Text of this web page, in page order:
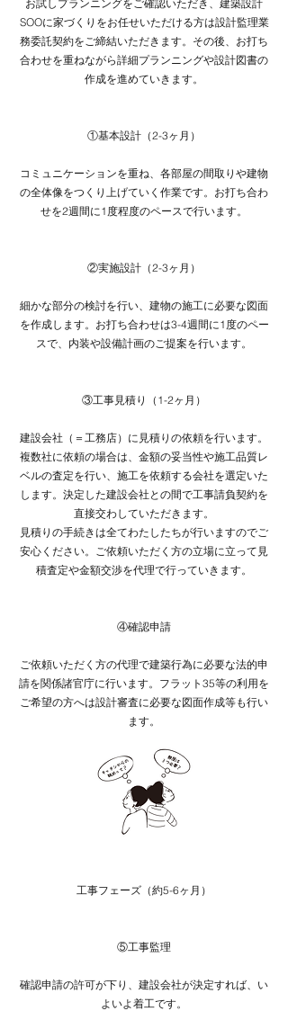
お試しプランニングをご確認いただき、建築設計
SOOに家づくりをお任せいただける方は設計監理業
務委託契約をご締結いただきます。その後、お打ち
合わせを重ねながら詳細プランニングや設計図書の
作成を進めていきます。​
①基本設計（2-3ヶ月）
コミュニケーションを重ね、各部屋の間取りや建物
の全体像をつくり上げていく作業です。お打ち合わ
せを2週間に1度程度のペースで行います。
②実施設計（2-3ヶ月）
細かな部分の検討を行い、建物の施工に必要な図面
を作成します。お打ち合わせは3-4週間に1度のペー
スで、内装や設備計画のご提案を行います。
③工事見積り（1-2ヶ月）
建設会社（＝工務店）に見積りの依頼を行います。
複数社に依頼の場合は、金額の妥当性や施工品質レ
ベルの査定を行い、施工を依頼する会社を選定いた
します。決定した建設会社との間で工事請負契約を
直接交わしていただきます。
見積りの手続きは全てわたしたちが行いますのでご
安心ください。ご依頼いただく方の立場に立って見
積査定や金額交渉を代理で行っていきます。
④確認申請
ご依頼いただく方の代理で建築行為に必要な法的申
請を関係諸官庁に行います。フラット35等の利用を
ご希望の方へは設計審査に必要な図面作成等も行い
ます。
工事フェーズ（約5-6ヶ月）​
⑤工事監理
確認申請の許可が下り、建設会社が決定すれば、い
よいよ着工です。